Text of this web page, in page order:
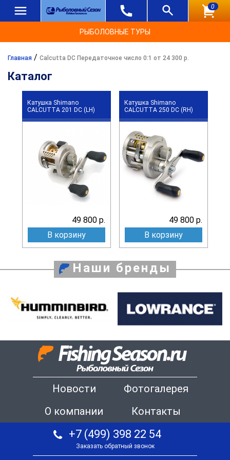
0
РЫБОЛОВНЫЕ ТУРЫ
Главная / Calcutta DC Передаточное число 0:1 от 24 300 р.
Каталог
Катушка Shimano
CALCUTTA 201 DC (LH)
49 800 р.
В корзину
Катушка Shimano
CALCUTTA 250 DC (RH)
49 800 р.
В корзину
Наши бренды
Новости
Фотогалерея
О компании
Контакты
+7 (499) 398 22 54
Заказать обратный звонок